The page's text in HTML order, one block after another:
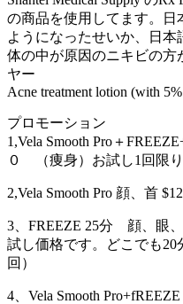
の商品を使用してます。日
ようになったせいか、日本
体の中が原因のニキビの方
ヤー
Acne treatment lotion (with
プロモーション
1,Vela Smooth Pro＋
０ （痩身）お試し1回限
2,Vela Smooth Pro 顔、首
3、FREEZE 25分 顔、眼
試し価格です。どこでも20
回）
4、Vela Smooth